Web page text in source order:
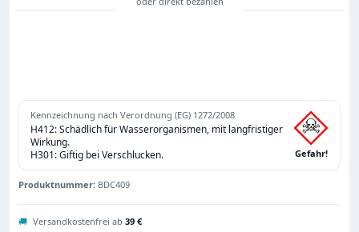
Kennzeichnung nach Verordnung (EG) 1272/2008
H412: Schädlich für Wasserorganismen, mit langfristiger
Wirkung.
H301: Giftig bei Verschlucken.
Gefahr!
Produktnummer: BDC409
🚚 Versandkostenfrei ab 39 €